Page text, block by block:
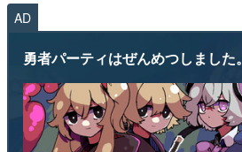
AD
勇者パーティはぜんめつしました。